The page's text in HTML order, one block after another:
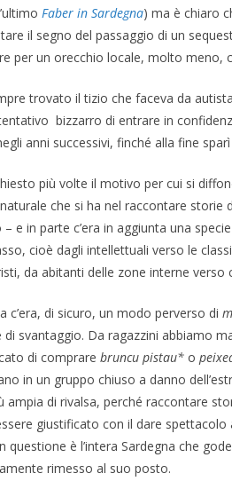
Faber in Sardegna) ma è chiaro
il segno del passaggio di un
per un orecchio locale, molto meno,
trovato il tizio che faceva da
bizzarro di entrare in
anni successivi, finché alla fine
più volte il motivo per cui si
che si ha nel raccontare
e in parte c’era in aggiunta una
cioè dagli intellettuali verso le
da abitanti delle zone interne
c’era, di sicuro, un modo perverso di
di svantaggio. Da ragazzini abbiamo
di comprare bruncu pistau* o
in un gruppo chiuso a danno
ampia di rivalsa, perché raccontare
giustificato con il dare
questione è l’intera Sardegna che
rimesso al suo posto.